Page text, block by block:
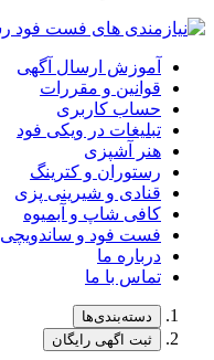
آموزش ارسال آگهی
قوانین و مقررات
حساب کاربری
تبلیغات در ویکی فود
هنر آشپزی
رستوران و کترینگ
قنادی و شیرینی پزی
کافی شاپ و آبمیوه
فست فود و ساندویچی
درباره ما
تماس با ما
دسته‌بندی‌ها
ثبت اگهی رایگان